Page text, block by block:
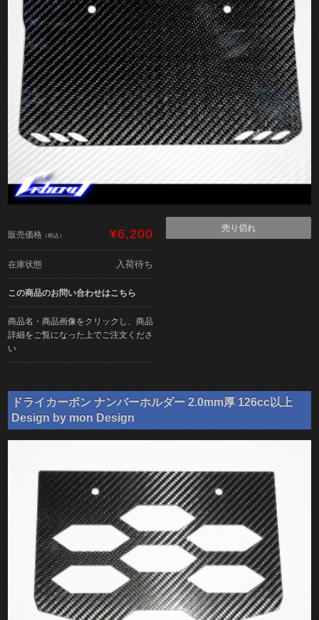
販売価格 （税込） ¥6,200
在庫状態 入荷待ち
この商品のお問い合わせはこちら
商品名・商品画像をクリックし、商品
詳細をご覧になった上でご注文くださ
い
売り切れ
ドライカーボン ナンバーホルダー 2.0mm厚 126cc以上
Design by mon Design